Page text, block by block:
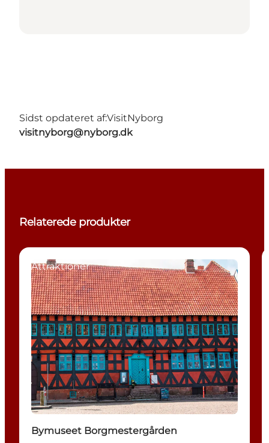
Sidst opdateret af:VisitNyborg
visitnyborg@nyborg.dk
Relaterede produkter
Attraktioner
Bymuseet Borgmestergården